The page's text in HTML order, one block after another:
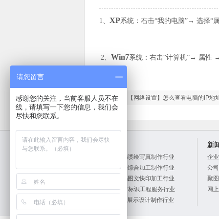
1、 XP系统：右击“我的电脑”→ 选择“
2、 Win7系统： 右击“计算机”→ 属性
上一篇： 【网络设置】怎么查看电脑的IP地
产品中心
A系列：数码喷绘写真制作行业
X系列：广告综合加工制作行业
K系列：数码图文快印加工行业
R系列：广告标识工程服务行业
T系列：展览展示设计制作行业
新
企
公
聚
网
请您留言
感谢您的关注，当前客服人员不在
线，请填写一下您的信息，我们会
尽快和您联系。